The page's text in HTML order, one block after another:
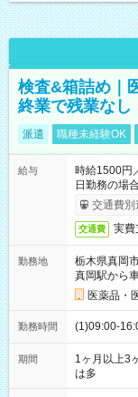
検査&箱詰め｜
終業で残業なし
派遣 職種未経験OK
給与
時給1500円
日勤務の場
交通費別
交通費 実費
勤務地
栃木県真岡
真岡駅から
医薬品・
勤務時間 (1)09:00-
期間
1ヶ月以上3
は多